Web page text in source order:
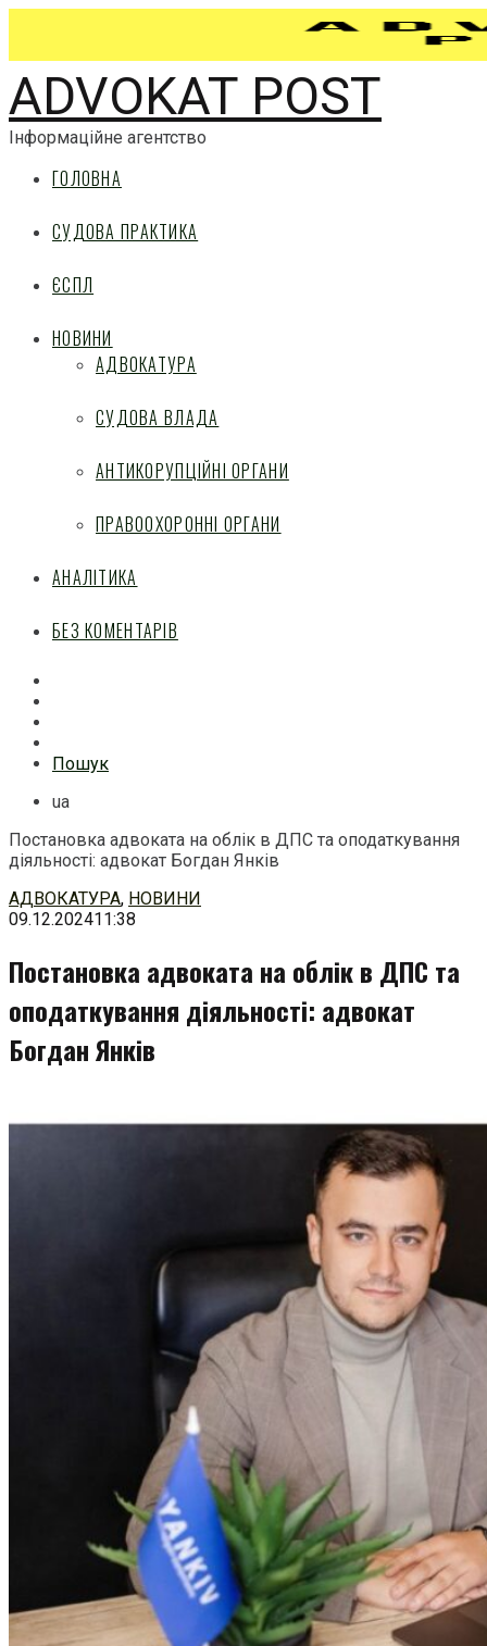
ADVOKAT POST
Інформаційне агентство
ГОЛОВНА
СУДОВА ПРАКТИКА
ЄСПЛ
НОВИНИ
АДВОКАТУРА
СУДОВА ВЛАДА
АНТИКОРУПЦІЙНІ ОРГАНИ
ПРАВООХОРОННІ ОРГАНИ
АНАЛІТИКА
БЕЗ КОМЕНТАРІВ
Пошук
ua
Постановка адвоката на облік в ДПС та оподаткування
діяльності: адвокат Богдан Янків
Перейти
до
АДВОКАТУРА, НОВИНИ
09.12.202411:38
Постановка адвоката на облік в ДПС та
оподаткування діяльності: адвокат
Богдан Янків